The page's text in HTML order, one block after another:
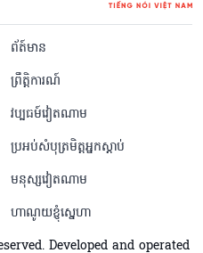
ព័ត៍មាន
ព្រឹត្តិការណ៍
វប្បធម៍វៀតណាម
ប្រអប់សំបុត្រមិត្តអ្នកស្តាប់
មនុស្សវៀតណាម
ហាណូយខ្ញុំស្នេហា
Developed and operated